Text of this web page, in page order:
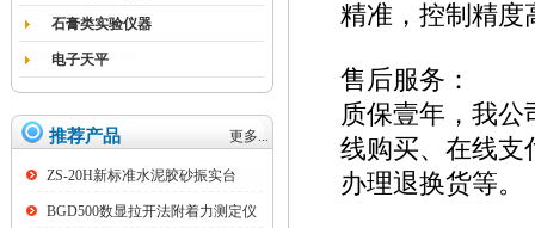
石膏类实验仪器
电子天平
推荐产品 更多...
ZS-20H新标准水泥胶砂振实台
BGD500数显拉开法附着力测定仪
精准，控制精度
售后服务：
质保壹年，我
线购买、在线支
办理退换货等。